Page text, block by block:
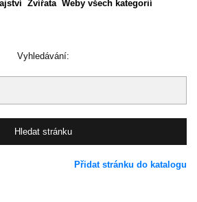
Zvířata Weby všech kategorií
Vyhledávání:
Přidat stránku do katalogu